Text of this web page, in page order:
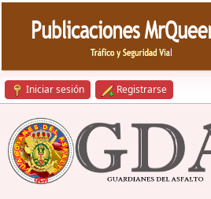
Iniciar sesión Registrarse